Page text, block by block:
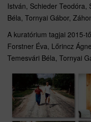
István, Schieder Teodóra,
Béla, Tornyai Gábor,
A kuratórium tagjai 2015-
Forstner Éva, Lőrincz
Temesvári Béla, Tornyai